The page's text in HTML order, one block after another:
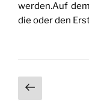
werden.Auf
die oder den
derSeite